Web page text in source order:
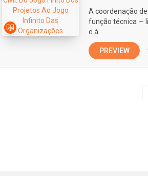
A coordenação
função técnica —
e à...
PREVIEW